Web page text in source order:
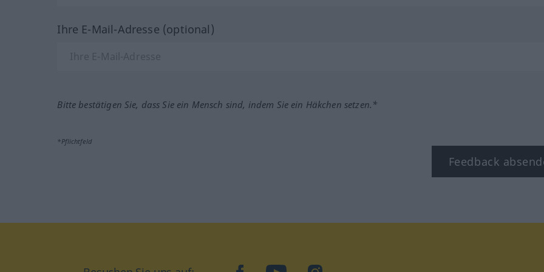
Ihre E-Mail-Adresse (optional)
Bitte bestätigen Sie, dass Sie ein Mensch sind, indem Sie ein Häkchen setzen.*
*Pflichtfeld
Feedback